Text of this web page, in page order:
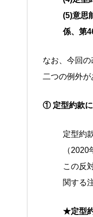
(5)意思
係、第
なお、今回
二つの例外が
① 定型約款
定型約
（
この反
関する
★定型